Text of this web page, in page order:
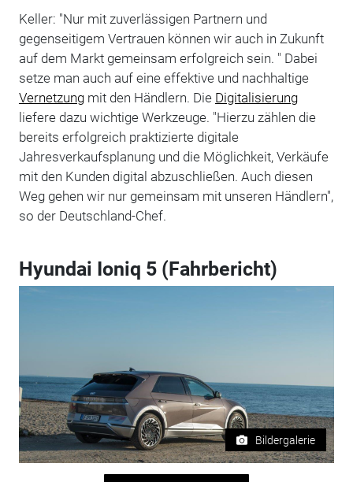
Keller: "Nur mit zuverlässigen Partnern und
gegenseitigem Vertrauen können wir auch in Zukunft
auf dem Markt gemeinsam erfolgreich sein. " Dabei
setze man auch auf eine effektive und nachhaltige
Vernetzungmit den Händlern. Die Digitalisierung
liefere dazu wichtige Werkzeuge. "Hierzu zählen die
bereits erfolgreich praktizierte digitale
Jahresverkaufsplanung und die Möglichkeit, Verkäufe
mit den Kunden digital abzuschließen. Auch diesen
Weg gehen wir nur gemeinsam mit unseren Händlern",
so der Deutschland-Chef.
Hyundai Ioniq 5 (Fahrbericht)
Bildergalerie